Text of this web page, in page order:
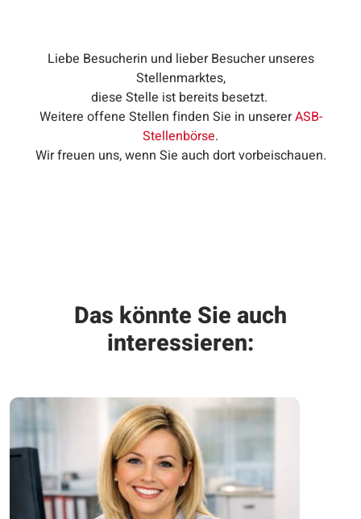
Liebe Besucherin und lieber Besucher unseres
Stellenmarktes,
diese Stelle ist bereits besetzt.
Weitere offene Stellen finden Sie in unsererASB-
Stellenbörse.
Wir freuen uns, wenn Sie auch dort vorbeischauen.
Das könnte Sie auch
interessieren: